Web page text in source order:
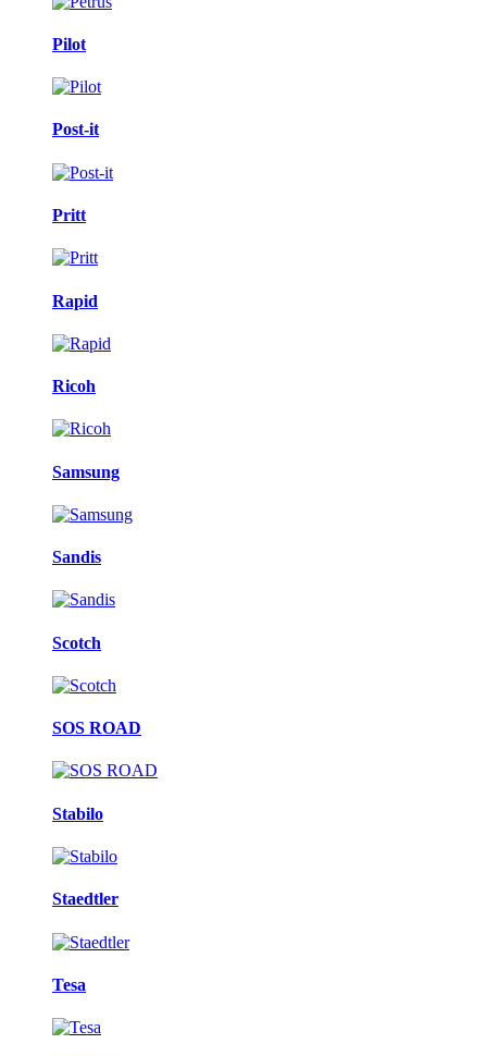
Pilot
Post-it
Pritt
Rapid
Ricoh
Samsung
Sandis
Scotch
SOS ROAD
Stabilo
Staedtler
Tesa